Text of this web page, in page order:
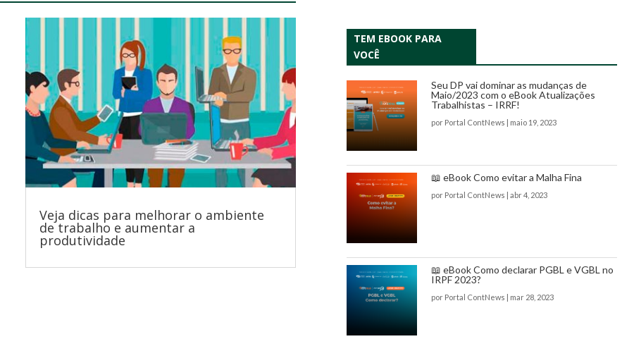
Veja dicas para melhorar o ambiente
de trabalho e aumentar a
produtividade
TEM EBOOK PARA
VOCÊ
Seu DP vai dominar as mudanças de
Maio/2023 com o eBook Atualizações
Trabalhistas – IRRF!
por Portal ContNews | maio 19, 2023
📖 eBook Como evitar a Malha Fina
por Portal ContNews | abr 4, 2023
📖 eBook Como declarar PGBL e VGBL no
IRPF 2023?
por Portal ContNews | mar 28, 2023